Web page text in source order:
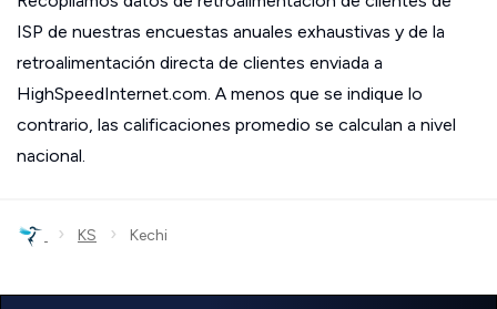
ISP de nuestras encuestas anuales exhaustivas y de la
retroalimentación directa de clientes enviada a
HighSpeedInternet.com. A menos que se indique lo
contrario, las calificaciones promedio se calculan a nivel
nacional.
› KS › Kechi